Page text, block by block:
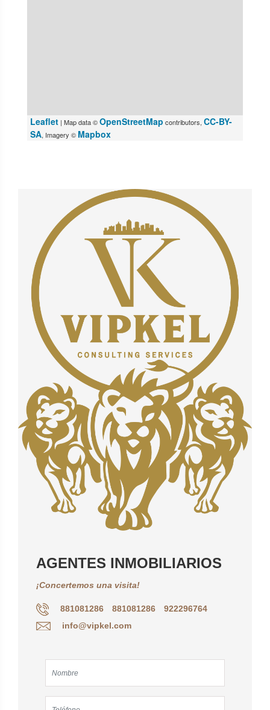
Leaflet | Map data ©OpenStreetMap contributors, CC-BY-
SA, Imagery © Mapbox
AGENTES INMOBILIARIOS
¡Concertemos una visita!
881081286 881081286
922296764
info@vipkel.com